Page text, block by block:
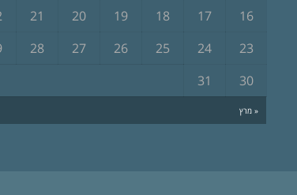
« מרץ
16
17
18
19
20
21
23
24
25
26
27
28
30
31